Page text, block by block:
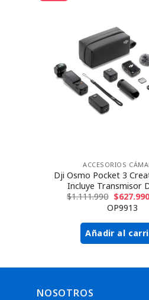
ACCESORIOS
Dji Osmo Pocket 3
Incluye Transmisor
$1.111.990 $627.990
OP9913
Añadir al
NOSOTROS